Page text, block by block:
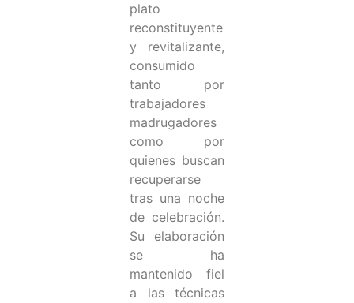
plato
reconstituyente
y revitalizante,
consumido
tanto por
trabajadores
madrugadores
como por
quienes buscan
recuperarse
tras una noche
de celebración.
Su elaboración
se ha
mantenido fiel
a las técnicas